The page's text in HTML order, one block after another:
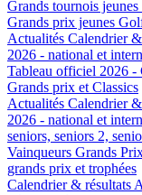
Grands tournois jeunes
Grands prix jeunes
Actualités Calendrier
2026 - national et
Tableau officiel 2026 -
Grands prix et Classics
Actualités Calendrier
2026 - national et
seniors, seniors 2,
Vainqueurs Grands
grands prix et trophées
Calendrier & résultats